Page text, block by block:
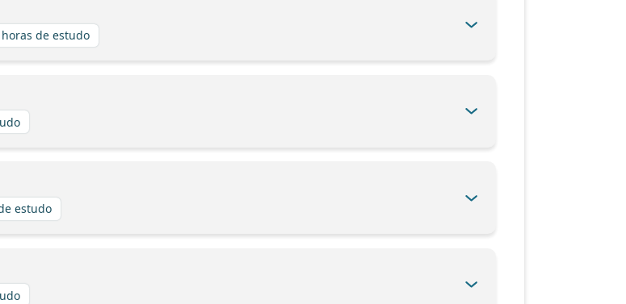
de estudo
estudo